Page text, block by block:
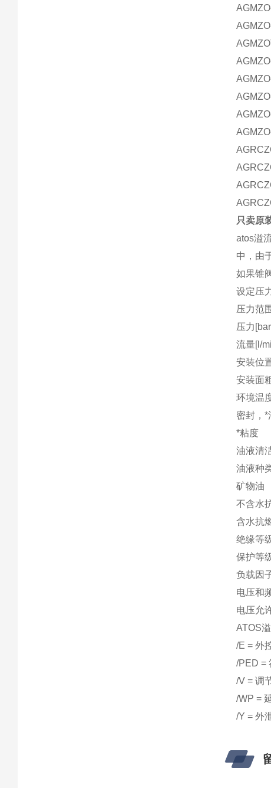
只卖原
atos溢
中，由
如果锥
设定压
压力范
压力
流量[l/
安装位
安装面
环境温
密封，*
*粘度
油液清
油液种
矿物油
不含水
含水抗
绝缘等
保护等
负载因
电压和
电压允
ATOS
/E = 外
/PED =
/V = 调
/WP =
/Y = 外